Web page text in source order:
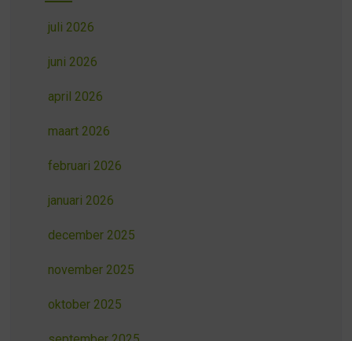
juli 2026
juni 2026
april 2026
maart 2026
februari 2026
januari 2026
december 2025
november 2025
oktober 2025